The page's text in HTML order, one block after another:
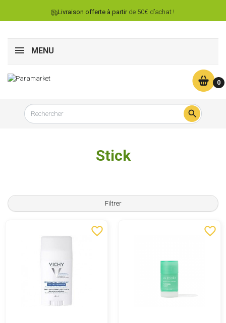
Livraison offerte à partirde 50€ d’achat !
MENU
0

Stick
Filtrer
favorite_border favorite_border